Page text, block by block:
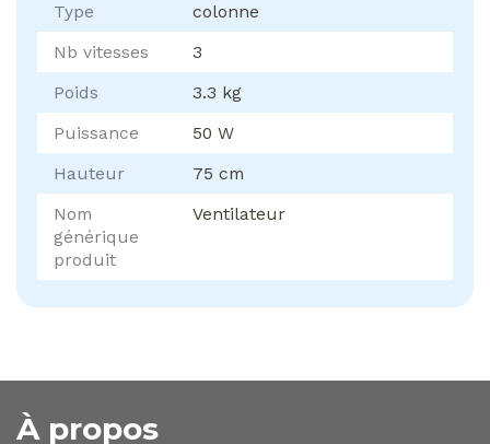
Type
colonne
Nb vitesses
3
Poids
3.3 kg
Puissance
50 W
Hauteur
75 cm
Nom
générique
produit
Ventilateur
À propos